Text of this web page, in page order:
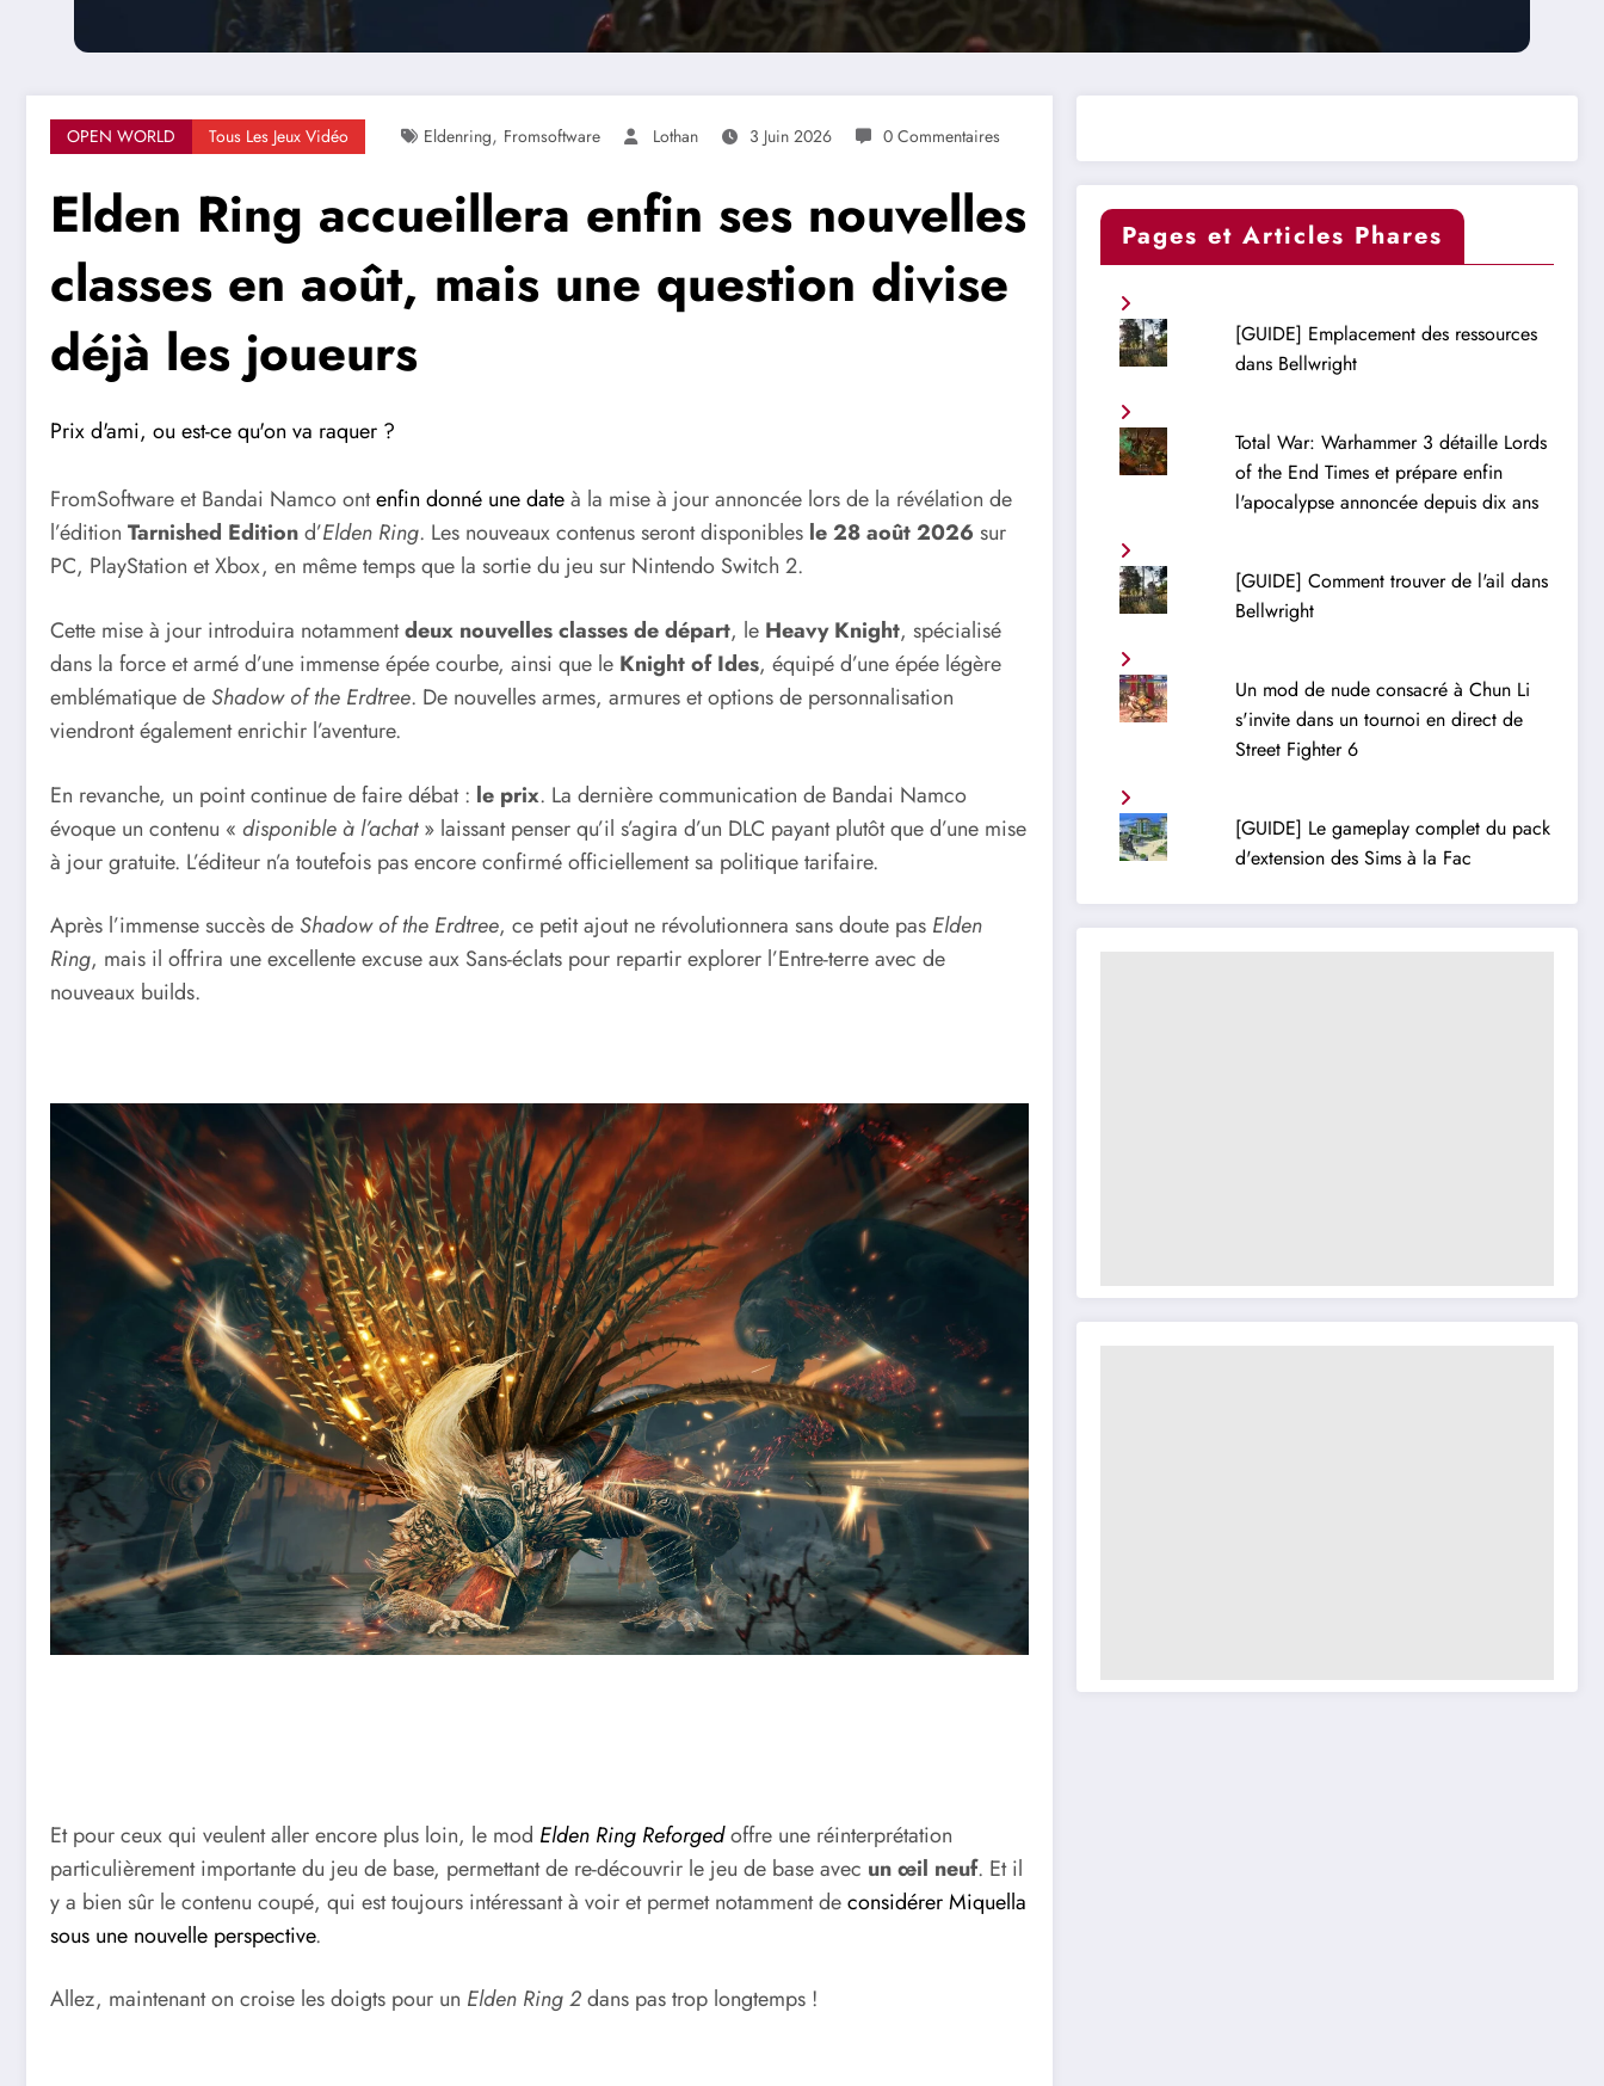
OPEN WORLD Tous Les Jeux Vidéo Eldenring, Fromsoftware Lothan 3 Juin 2026 0 Commentaires
Elden Ring accueillera enfin ses nouvelles
classes en août, mais une question divise
déjà les joueurs
Prix d'ami, ou est-ce qu'on va raquer ?
FromSoftware et Bandai Namco ontenfin donné une dateà la mise à jour annoncée lors de la révélation de
l’édition Tarnished Editiond’Elden Ring. Les nouveaux contenus seront disponibles le 28 août 2026 sur
PC, PlayStation et Xbox, en même temps que la sortie du jeu sur Nintendo Switch 2.
Cette mise à jour introduira notammentdeux nouvelles classes de départ, le Heavy Knight, spécialisé
dans la force et armé d’une immense épée courbe, ainsi que le Knight of Ides, équipé d’une épée légère
emblématique de Shadow of the Erdtree. De nouvelles armes, armures et options de personnalisation
viendront également enrichir l’aventure.
En revanche, un point continue de faire débat : le prix. La dernière communication de Bandai Namco
évoque un contenu « disponible à l’achat» laissant penser qu’il s’agira d’un DLC payant plutôt que d’une mise
à jour gratuite. L’éditeur n’a toutefois pas encore confirmé officiellement sa politique tarifaire.
Après l’immense succès de Shadow of the Erdtree, ce petit ajout ne révolutionnera sans doute pas Elden
Ring, mais il offrira une excellente excuse aux Sans-éclats pour repartir explorer l’Entre-terre avec de
nouveaux builds.
Et pour ceux qui veulent aller encore plus loin, le mod Elden Ring Reforgedoffre une réinterprétation
particulièrement importante du jeu de base, permettant de re-découvrir le jeu de base avec un œil neuf. Et il
y a bien sûr le contenu coupé, qui est toujours intéressant à voir et permet notamment deconsidérer Miquella
sous une nouvelle perspective.
Allez, maintenant on croise les doigts pour un Elden Ring 2dans pas trop longtemps !
Pages et Articles Phares
[GUIDE] Emplacement des ressources
dans Bellwright
Total War: Warhammer 3 détaille Lords
of the End Times et prépare enfin
l'apocalypse annoncée depuis dix ans
[GUIDE] Comment trouver de l'ail dans
Bellwright
Un mod de nude consacré à Chun Li
s'invite dans un tournoi en direct de
Street Fighter 6
[GUIDE] Le gameplay complet du pack
d'extension des Sims à la Fac